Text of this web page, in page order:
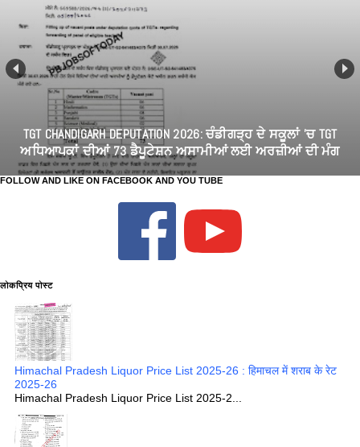
TGT CHANDIGARH DEPUTATION 2026: ਚੰਡੀਗੜ੍ਹ ਦੇ ਸਕੂਲਾਂ 'ਚ TGT
ਅਧਿਆਪਕਾਂ ਦੀਆਂ 73 ਡੈਪੂਟੇਸ਼ਨ ਅਸਾਮੀਆਂ ਲਈ ਅਰਜ਼ੀਆਂ ਦੀ ਮੰਗ
FOLLOW AND LIKE ON FACEBOOK AND YOU TUBE
लोकप्रिय पोस्ट
Himachal Pradesh Liquor Price List 2025-26 : हिमाचल में शराब के रेट
2025-26
Himachal Pradesh Liquor Price List 2025-2...